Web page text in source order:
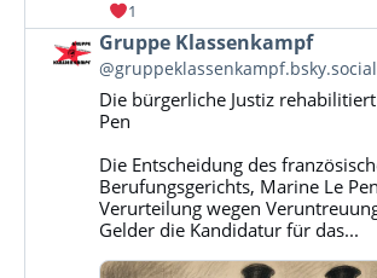
1
Beitrag
von
Gruppe
Klassenkampf
Bluesky
ansehen
Gruppe Klassenkampf
@gruppeklassenkampf.bsky.social
Die bürgerliche Justiz
Pen
Die Entscheidung des
Berufungsgerichts, Marine Le
Verurteilung wegen
Gelder die Kandidatur für das...